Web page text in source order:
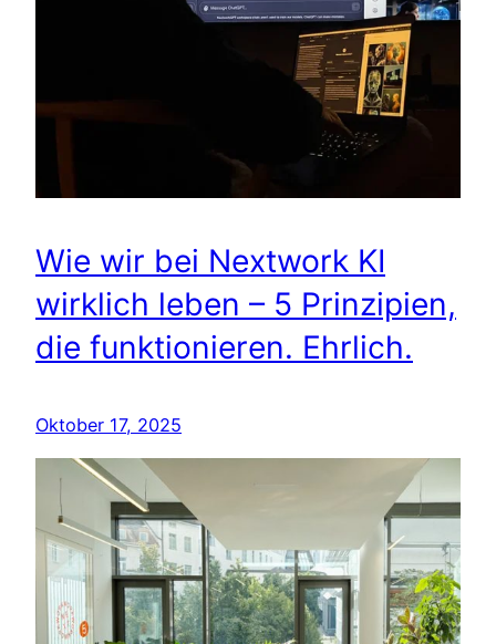
Wie wir bei Nextwork KI
wirklich leben – 5 Prinzipien,
die funktionieren. Ehrlich.
Oktober 17, 2025